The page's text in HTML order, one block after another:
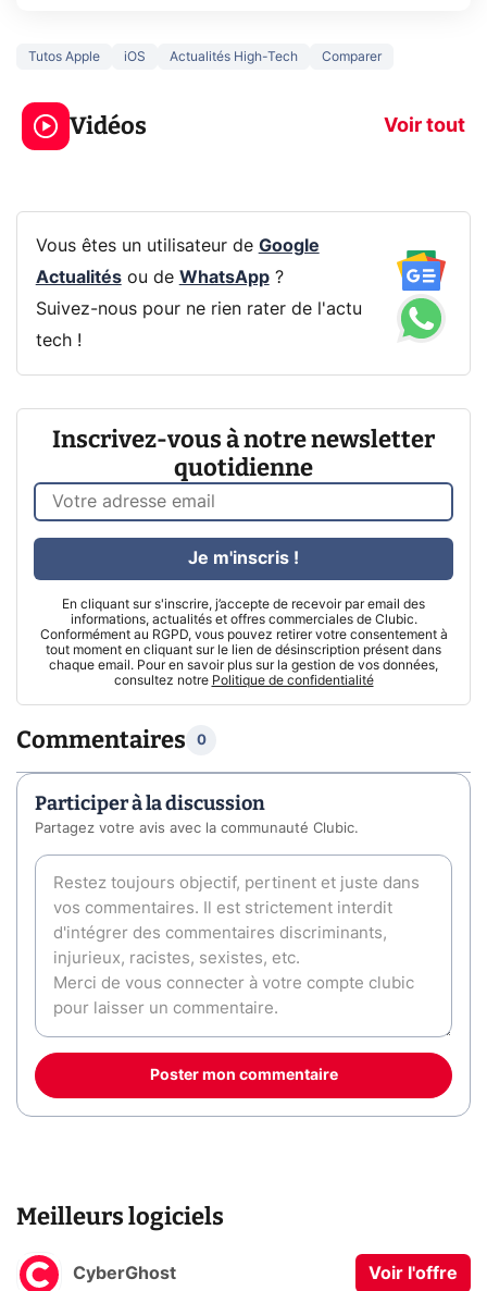
Tutos Apple iOS Actualités High-Tech Comparer
Vidéos Voir tout
5 générations de
jeux dans la
prochaine Xbox !
Ce que vous
navigation
Vous êtes un utilisateur de Google
Actualitésou de WhatsApp?
Suivez-nous pour ne rien rater de l'actu
tech !
Inscrivez-vous à notre newsletter
quotidienne
En cliquant sur s'inscrire, j’accepte de recevoir par email des
informations, actualités et offres commerciales de Clubic.
Conformément au RGPD, vous pouvez retirer votre consentement à
tout moment en cliquant sur le lien de désinscription présent dans
chaque email. Pour en savoir plus sur la gestion de vos données,
consultez notre Politique de confidentialité
Je m'inscris !
Commentaires 0
Participer à la discussion
Partagez votre avis avec la communauté Clubic.
Poster mon commentaire
Meilleurs logiciels
CyberGhost Voir l'offre